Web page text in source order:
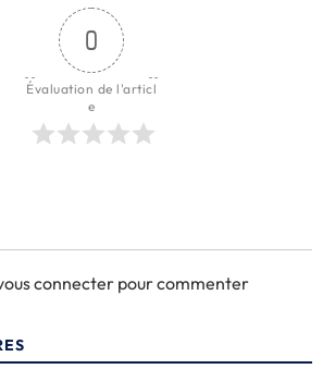
0
Évaluation de l'articl
e
connecter pour commenter